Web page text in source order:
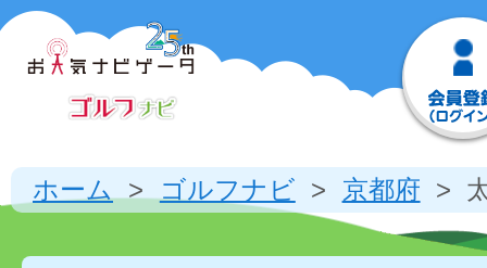
ホーム ゴルフナビ 京都府